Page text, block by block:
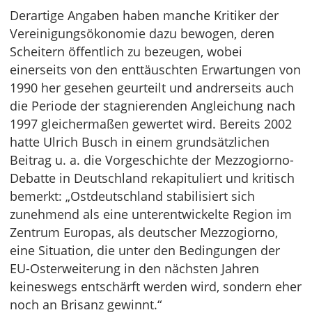
Derartige Angaben haben manche Kritiker der
Vereinigungsökonomie dazu bewogen, deren
Scheitern öffentlich zu bezeugen, wobei
einerseits von den enttäuschten Erwartungen von
1990 her gesehen geurteilt und andrerseits auch
die Periode der stagnierenden Angleichung nach
1997 gleichermaßen gewertet wird. Bereits 2002
hatte Ulrich Busch in einem grundsätzlichen
Beitrag u. a. die Vorgeschichte der Mezzogiorno-
Debatte in Deutschland rekapituliert und kritisch
bemerkt: „Ostdeutschland stabilisiert sich
zunehmend als eine unterentwickelte Region im
Zentrum Europas, als deutscher Mezzogiorno,
eine Situation, die unter den Bedingungen der
EU-Osterweiterung in den nächsten Jahren
keineswegs entschärft werden wird, sondern eher
noch an Brisanz gewinnt.“